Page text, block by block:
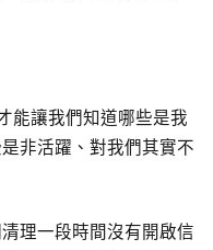
能讓我們知道哪些是我
非活躍、對我們其實不
理一段時間沒有開啟信